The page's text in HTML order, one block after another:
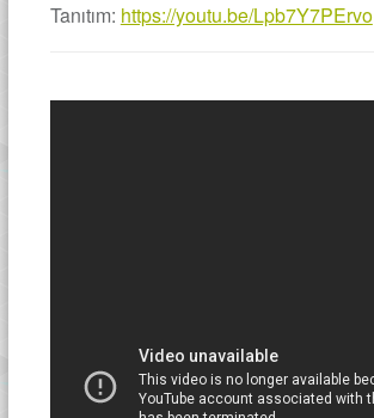
Tanıtım: https://youtu.be/Lpb7Y7PErvo